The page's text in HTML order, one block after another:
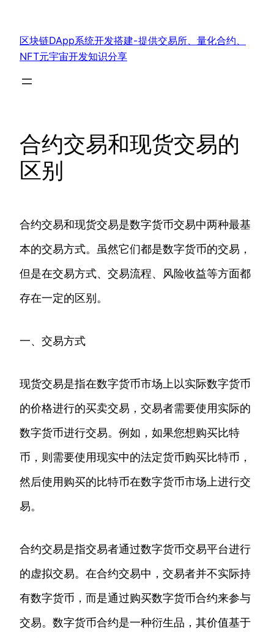
区块链DApp系统开发搭建-提供交易所、量化合约、
NFT元宇宙开发知识分享
合约交易和现货交易的
区别
合约交易和现货交易是数字货币交易中两种最基
本的交易方式。虽然它们都是数字货币的交易，
但是在交易方式、交易流程、风险收益等方面都
存在一定的区别。
一、交易方式
现货交易是指在数字货币市场上以实际数字货币
的价格进行的买卖交易，交易者需要使用实际的
数字货币进行交易。例如，如果您想购买比特
币，则需要使用现实中的法定货币购买比特币，
然后使用购买的比特币在数字货币市场上进行交
易。
合约交易是指交易者通过数字货币交易平台进行
的虚拟交易。在合约交易中，交易者并不实际持
有数字货币，而是通过购买数字货币合约来参与
交易。数字货币合约是一种衍生品，其价值基于